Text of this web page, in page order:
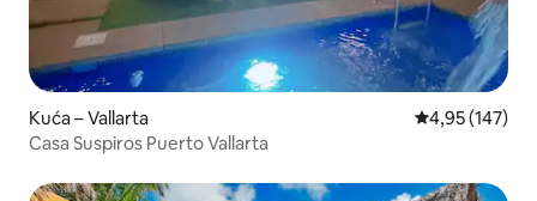
Kuća – Vallarta Prosječna
4,95 (147)
Casa Suspiros Puerto Vallarta